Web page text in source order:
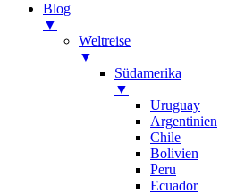
Blog
▼
Weltreise
▼
Südamerika
▼
Uruguay
Argentinien
Chile
Bolivien
Peru
Ecuador